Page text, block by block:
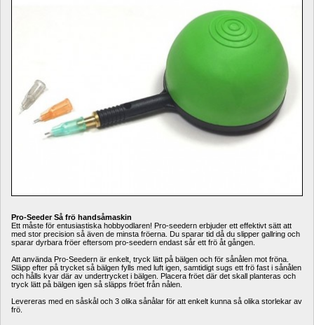
Pro-Seeder Så frö handsåmaskin
Ett måste för entusiastiska hobbyodlaren! Pro-seedern erbjuder ett effektivt sätt att
med stor precision så även de minsta fröerna. Du sparar tid då du slipper gallring och
sparar dyrbara fröer eftersom pro-seedern endast sår ett frö åt gången.
Att använda Pro-Seedern är enkelt, tryck lätt på bälgen och för sånålen mot fröna.
Släpp efter på trycket så bälgen fylls med luft igen, samtidigt sugs ett frö fast i sånålen
och hålls kvar där av undertrycket i bälgen. Placera fröet där det skall planteras och
tryck lätt på bälgen igen så släpps fröet från nålen.
Levereras med en såskål och 3 olika sånålar för att enkelt kunna så olika storlekar av
frö.